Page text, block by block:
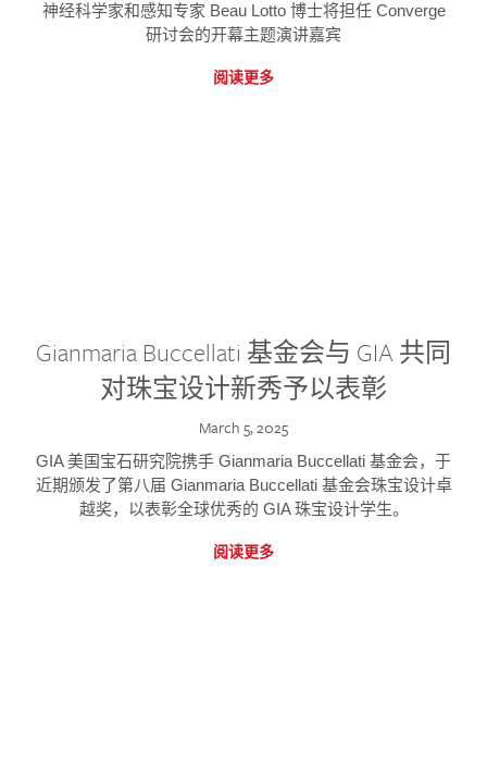
神经科学家和感知专家 Beau Lotto 博士将担任 Converge
研讨会的开幕主题演讲嘉宾
阅读更多
Gianmaria Buccellati 基金会与 GIA 共同
对珠宝设计新秀予以表彰
March 5, 2025
GIA 美国宝石研究院携手 Gianmaria Buccellati 基金会，于
近期颁发了第八届 Gianmaria Buccellati 基金会珠宝设计卓
越奖，以表彰全球优秀的 GIA 珠宝设计学生。
阅读更多